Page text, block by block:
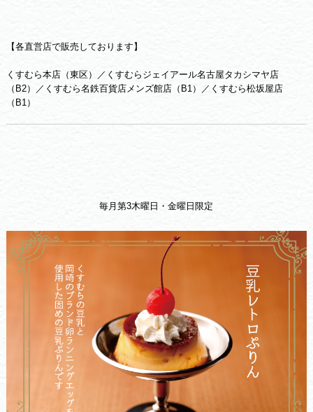
【各直営店で販売しております】
くすむら本店（東区）／くすむらジェイアール名古屋タカシマヤ店
（B2）／くすむら名鉄百貨店メンズ館店（B1）／くすむら松坂屋店
（B1）
毎月第3木曜日・金曜日限定